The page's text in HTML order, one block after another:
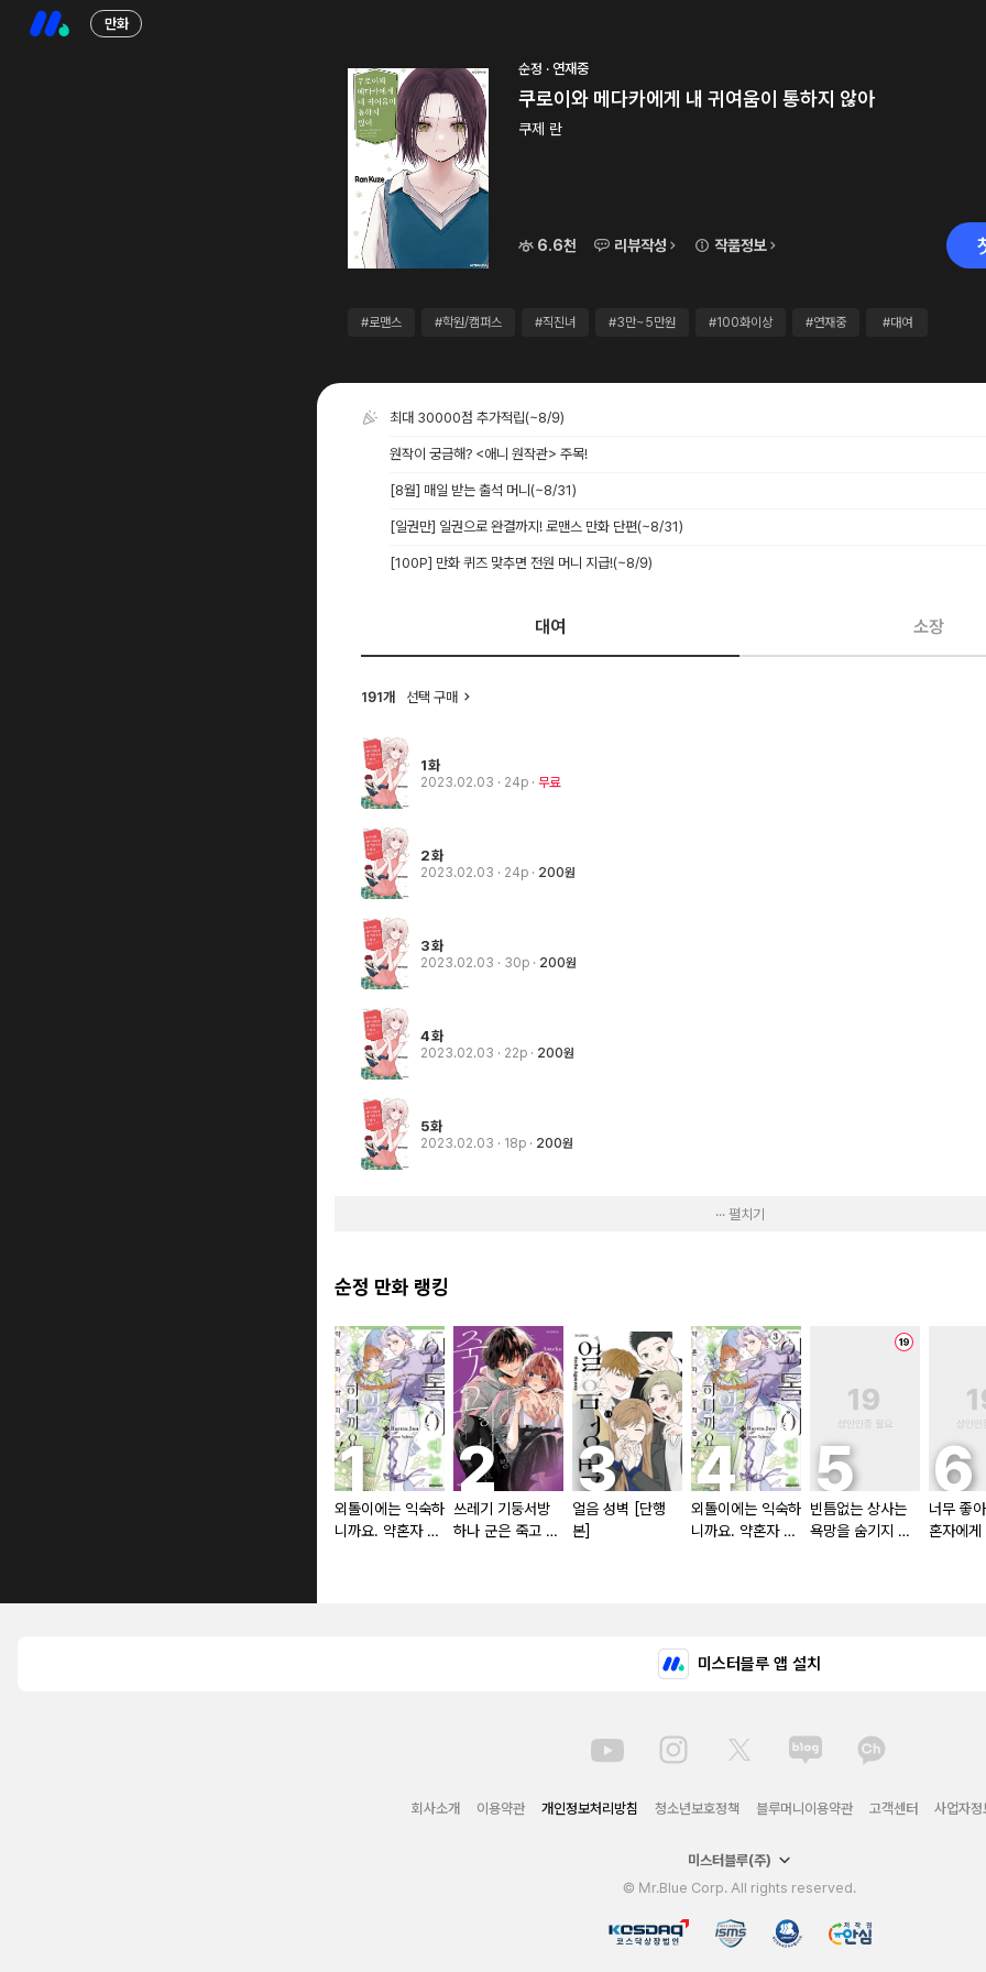
만화
순정 · 연재중
쿠로이와 메다카에게 내 귀여움이 통하지 않아
쿠제 란
6.6천 리뷰작성 작품정보
#로맨스 #학원/캠퍼스 #직진녀 #3만~5만원 #100화이상 #연재중 #대여
최대 30000점 추가적립(~8/9)
원작이 궁금해? <애니 원작관> 주목!
[8월] 매일 받는 출석 머니 (~8/31)
[일권만] 일권으로 완결까지! 로맨스 만화 단편(~8/31)
[100P] 만화 퀴즈 맞추면 전원 머니 지급!(~8/9)
대여 소장
191개 선택 구매
1화
2023.02.03 · 24p 무료
2화
2023.02.03 · 24p 200원
3화
2023.02.03 · 30p 200원
4화
2023.02.03 · 22p 200원
5화
2023.02.03 · 18p 200원
··· 펼치기
순정 만화 랭킹
외톨이에는 익숙하
니까요. 약혼자 방
쓰레기 기둥서방
하나 군은 죽고 싶
얼음 성벽 [단행
본]
외톨이에는 익숙하
니까요. 약혼자 방
빈틈없는 상사는
욕망을 숨기지 않
너무 좋
혼자에
미스터블루 앱 설치
회사소개 이용약관 개인정보처리방침 청소년보호정책 블루머니이용약관 고객센터 사업자정
미스터블루(주)
© Mr.Blue Corp. All rights reserved.